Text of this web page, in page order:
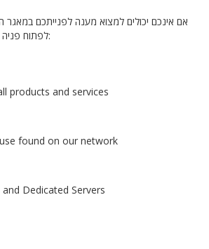
אם אינכם יכולים למצוא מענה לפנייתכם במאגר
לפתוח פניה למחלקה המתאימה להלן:
products and services
found on our network
Dedicated Servers